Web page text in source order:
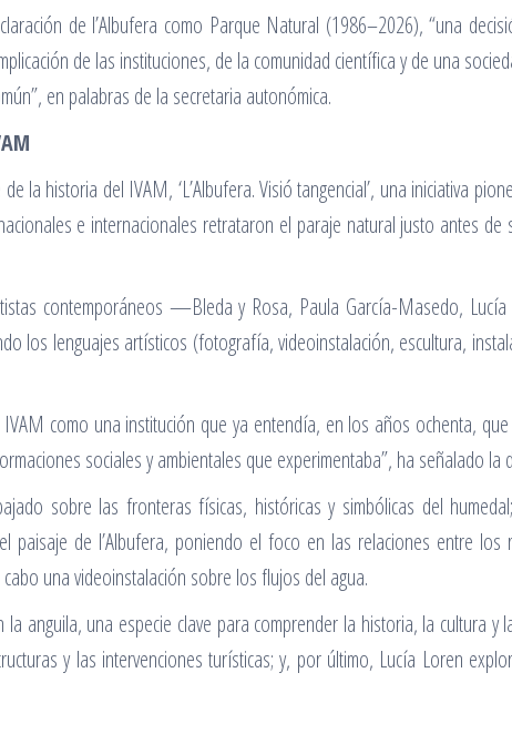
de l’Albufera como Parque Natural (1986–2026), “una
de las instituciones, de la comunidad científica y de una
en palabras de la secretaria autonómica.
la historia del IVAM, ‘L’Albufera. Visió tangencial’, una iniciativa
e internacionales retrataron el paraje natural justo antes de
contemporáneos —Bleda y Rosa, Paula García-Masedo,
los lenguajes artísticos (fotografía, videoinstalación, escultura,
como una institución que ya entendía, en los años ochenta,
sociales y ambientales que experimentaba”, ha señalado la
sobre las fronteras físicas, históricas y simbólicas del
paisaje de l’Albufera, poniendo el foco en las relaciones entre
una videoinstalación sobre los flujos del agua.
anguila, una especie clave para comprender la historia, la cultura y
y las intervenciones turísticas; y, por último, Lucía Loren